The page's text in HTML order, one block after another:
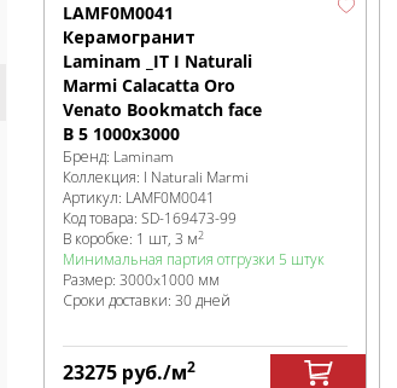
LAMF0M0041
Керамогранит
Laminam _IT I Naturali
Marmi Calacatta Oro
Venato Bookmatch face
B 5 1000x3000
Бренд: Laminam
Коллекция: I Naturali Marmi
Артикул: LAMF0M0041
Код товара: SD-169473-99
В коробке: 1 шт, 3 м2
Минимальная партия отгрузки 5 штук
Размер: 3000x1000 мм
Сроки доставки: 30 дней
23275 руб./м2